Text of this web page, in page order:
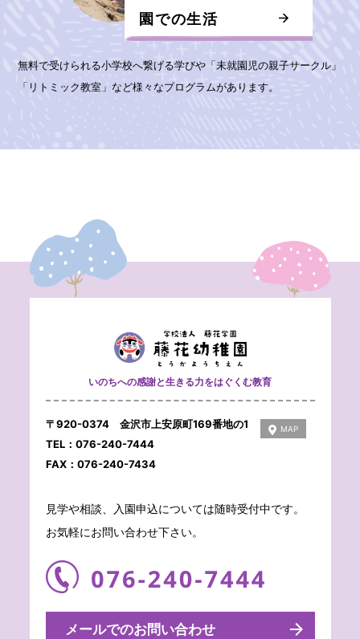
園での生活
無料で受けられる小学校へ繋げる学びや「未就園児の親子サークル」
「リトミック教室」など様々なプログラムがあります。
いのちへの感謝と生きる力をはぐくむ教育
〒920-0374 金沢市上安原町169番地の1
TEL：076-240-7444
FAX：076-240-7434
MAP
見学や相談、入園申込については随時受付中です。
お気軽にお問い合わせ下さい。
メールでのお問い合わせ